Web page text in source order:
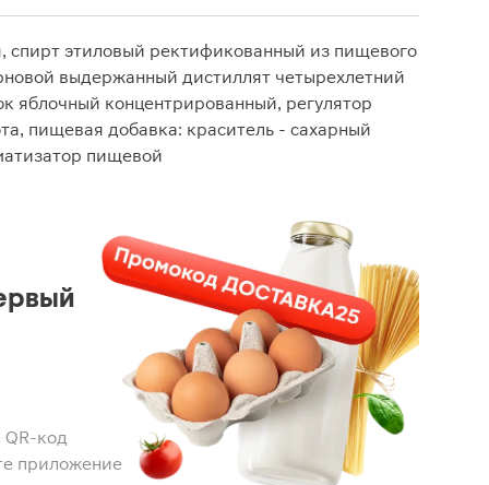
спирт этиловый ректификованный из пищевого
выдержанный дистиллят четырехлетний
яблочный концентрированный, регулятор
пищевая добавка: краситель - сахарный
пищевой
код
приложение